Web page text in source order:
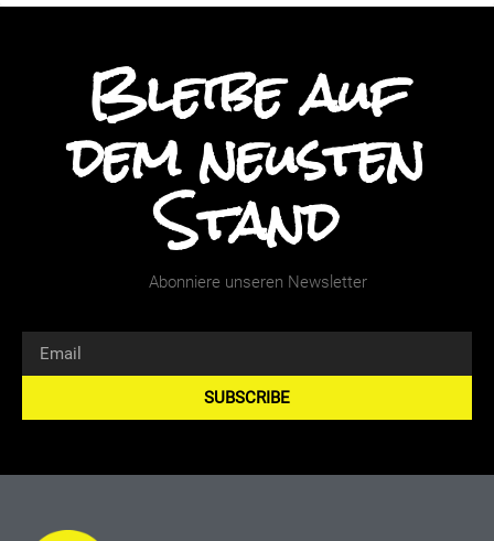
Bleibe auf
dem neusten
Stand
Abonniere unseren Newsletter
SUBSCRIBE